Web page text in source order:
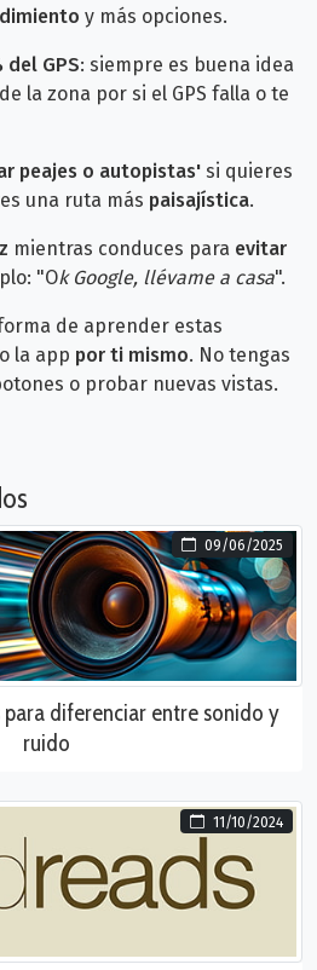
y más opciones.
del GPS: siempre es buena idea
la zona por si el GPS falla o te
peajes o autopistas' si quieres
una ruta más paisajística.
mientras conduces para evitar
"Ok Google, llévame a casa".
de aprender estas
la app por ti mismo. No tengas
o probar nuevas vistas.
09/06/2025
para diferenciar entre sonido y
ruido
11/10/2024